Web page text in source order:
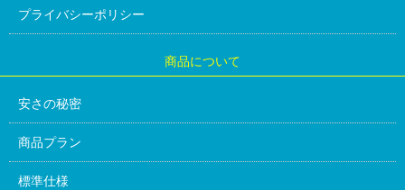
プライバシーポリシー
商品について
安さの秘密
商品プラン
標準仕様